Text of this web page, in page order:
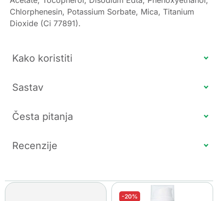
Chlorphenesin, Potassium Sorbate, Mica, Titanium
Dioxide (Ci 77891).
Kako koristiti
Sastav
Česta pitanja
Recenzije
-20%